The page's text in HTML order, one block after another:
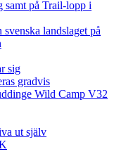
samt på Trail-lopp i
landslaget på
sig
gradvis
Wild Camp V32
ut själv